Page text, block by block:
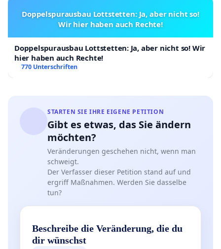
Doppelspurausbau Lottstetten: Ja, aber nicht so!
Wir hier haben auch Rechte!
Doppelspurausbau Lottstetten: Ja, aber nicht so! Wir
hier haben auch Rechte!
770 Unterschriften
STARTEN SIE IHRE EIGENE PETITION
Gibt es etwas, das Sie ändern
möchten?
Veränderungen geschehen nicht, wenn man
schweigt.
Der Verfasser dieser Petition stand auf und
ergriff Maßnahmen. Werden Sie dasselbe
tun?
Beschreibe die Veränderung, die du
dir wünschst